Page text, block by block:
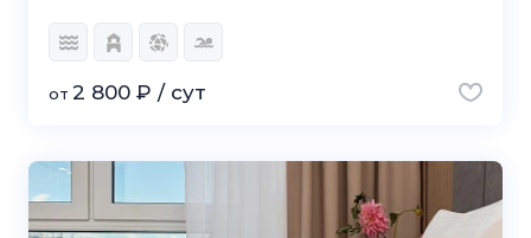
от 2 800 ₽ / сут